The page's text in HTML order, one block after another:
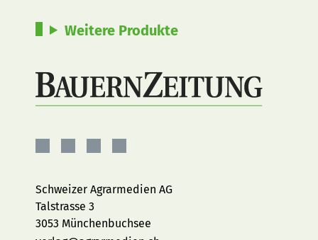
Weitere Produkte
Facebook
InstagramYouTubeLinkedIn
Schweizer Agrarmedien AG
Talstrasse 3
3053 Münchenbuchsee